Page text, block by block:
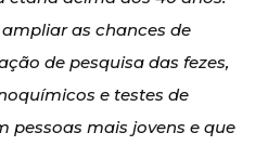
as chances de
de pesquisa das fezes,
e testes de
pessoas mais jovens e que